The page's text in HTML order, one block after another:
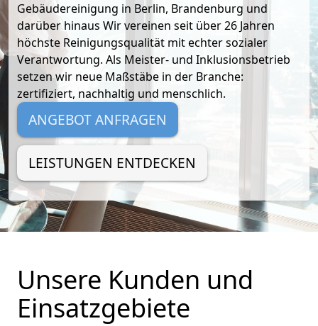
Gebäudereinigung in Berlin, Brandenburg und
darüber hinaus Wir vereinen seit über 26 Jahren
höchste Reinigungsqualität mit echter sozialer
Verantwortung. Als Meister- und Inklusionsbetrieb
setzen wir neue Maßstäbe in der Branche:
zertifiziert, nachhaltig und menschlich.
ANGEBOT ANFRAGEN
LEISTUNGEN ENTDECKEN
Unsere Kunden und
Einsatzgebiete